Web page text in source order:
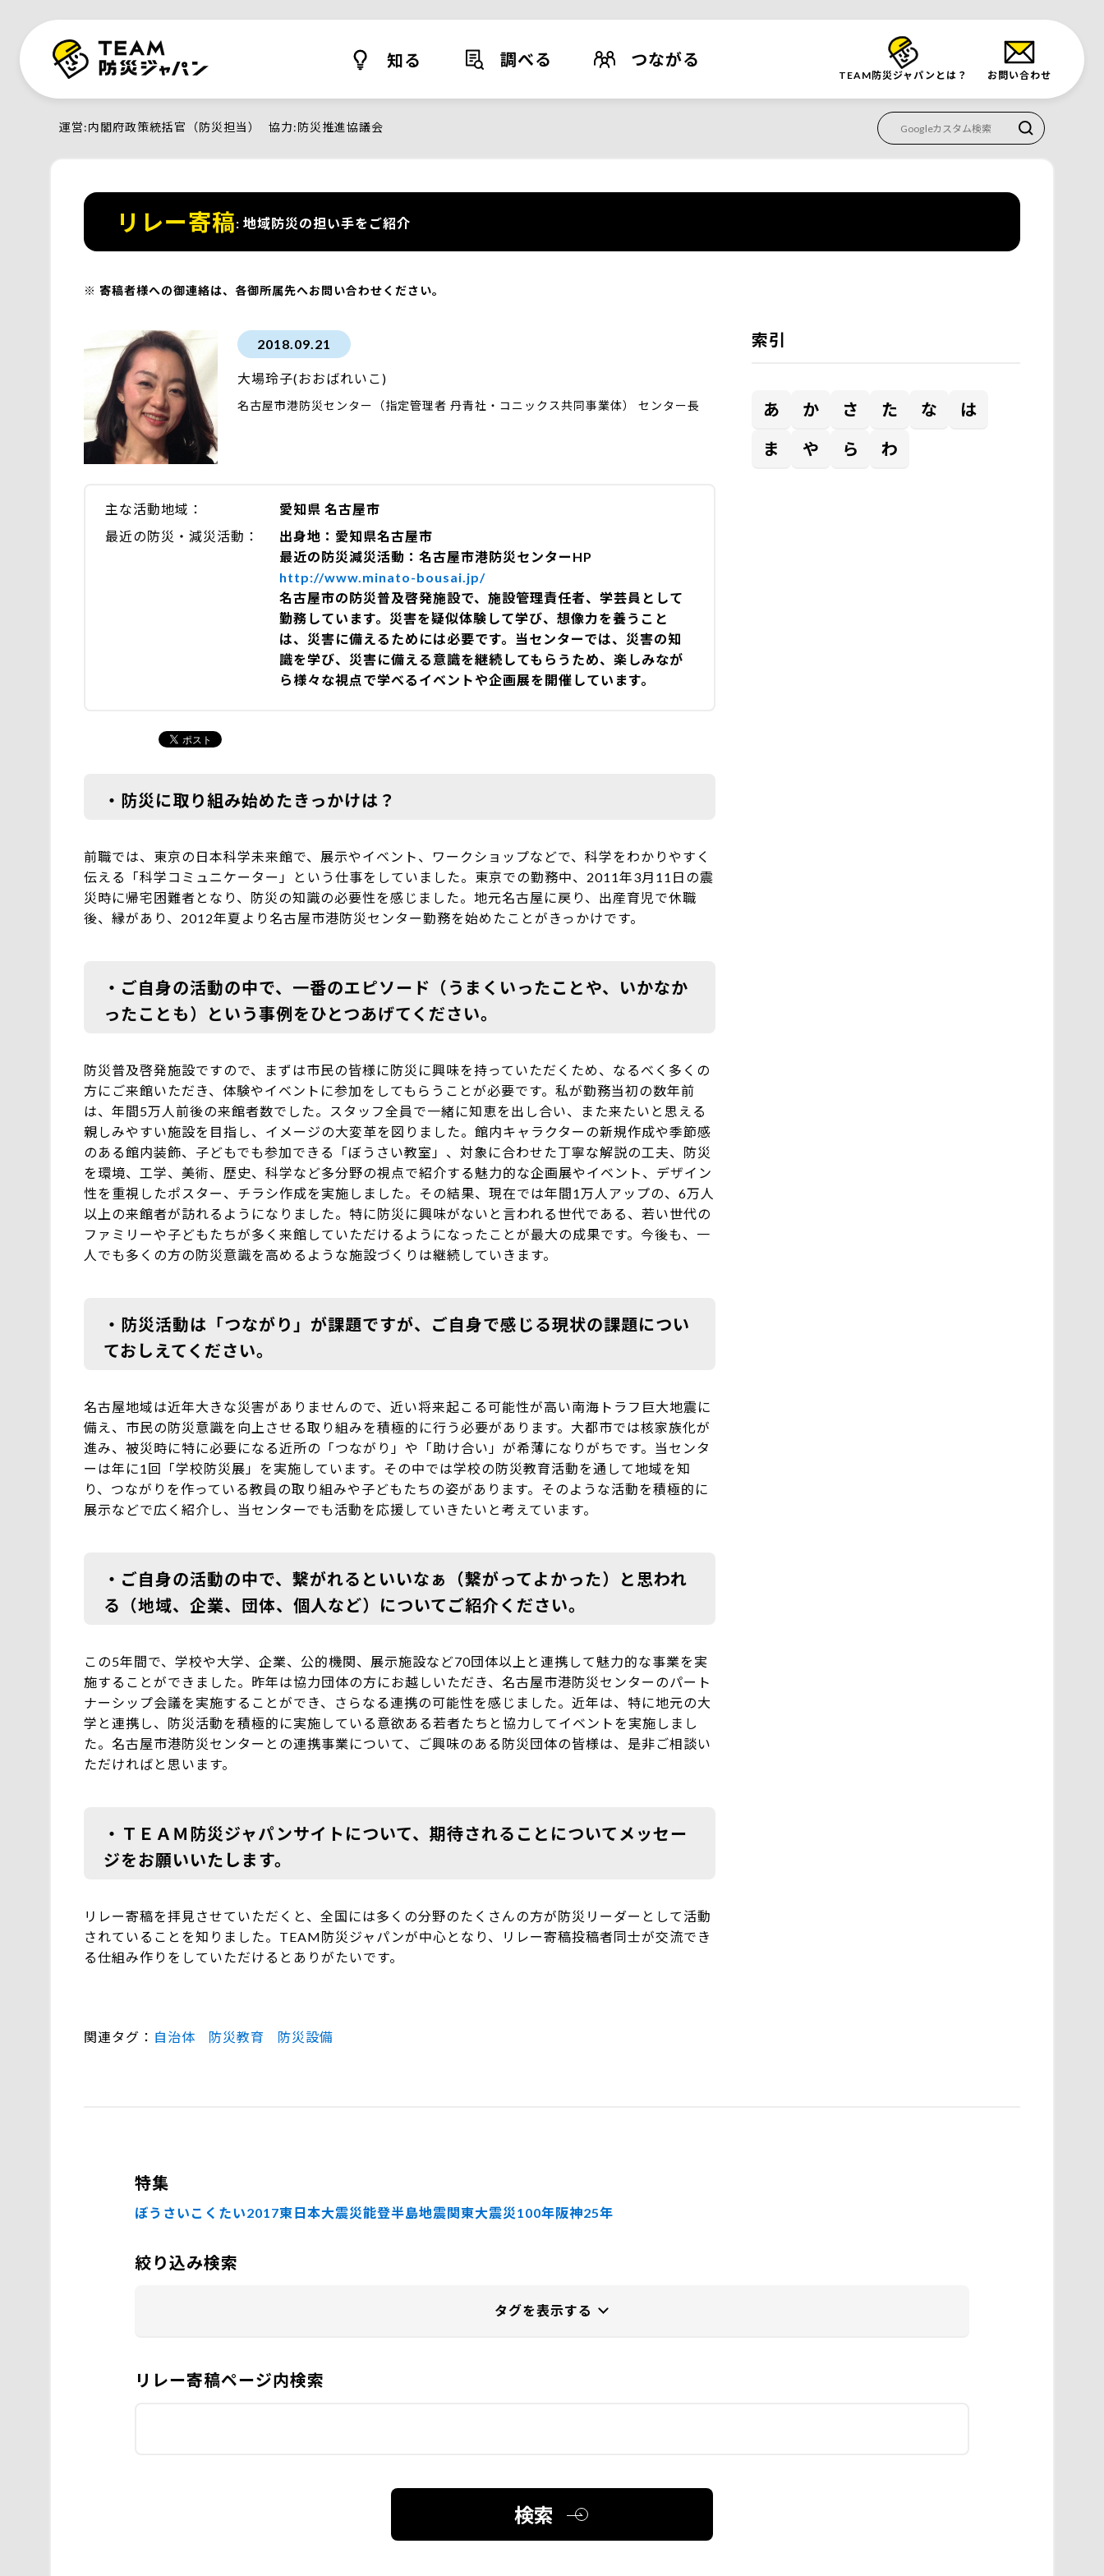
知る 調べる つながる
TEAM防災ジャパンとは？ お問い合わせ
運営 内閣府政策統括官（防災担当） 協力 防災推進協議会
リレー寄稿 地域防災の担い手をご紹介
寄稿者様への御連絡は、各御所属先へお問い合わせください。
2018.09.21
大場玲子(おおばれいこ)
名古屋市港防災センター（指定管理者 丹青社・コニックス共同事業体） センター長
主な活動地域
愛知県 名古屋市
最近の防災・減災活動
出身地：愛知県名古屋市
最近の防災減災活動：名古屋市港防災センターHP
http://www.minato-bousai.jp/
名古屋市の防災普及啓発施設で、施設管理責任者、学芸員として
勤務しています。災害を疑似体験して学び、想像力を養うこと
は、災害に備えるためには必要です。当センターでは、災害の知
識を学び、災害に備える意識を継続してもらうため、楽しみなが
ら様々な視点で学べるイベントや企画展を開催しています。
・防災に取り組み始めたきっかけは？
前職では、東京の日本科学未来館で、展示やイベント、ワークショップなどで、科学をわかりやすく
伝える「科学コミュニケーター」という仕事をしていました。東京での勤務中、2011年3月11日の震
災時に帰宅困難者となり、防災の知識の必要性を感じました。地元名古屋に戻り、出産育児で休職
後、縁があり、2012年夏より名古屋市港防災センター勤務を始めたことがきっかけです。
・ご自身の活動の中で、一番のエピソード（うまくいったことや、いかなか
ったことも）という事例をひとつあげてください。
防災普及啓発施設ですので、まずは市民の皆様に防災に興味を持っていただくため、なるべく多くの
方にご来館いただき、体験やイベントに参加をしてもらうことが必要です。私が勤務当初の数年前
は、年間5万人前後の来館者数でした。スタッフ全員で一緒に知恵を出し合い、また来たいと思える
親しみやすい施設を目指し、イメージの大変革を図りました。館内キャラクターの新規作成や季節感
のある館内装飾、子どもでも参加できる「ぼうさい教室」、対象に合わせた丁寧な解説の工夫、防災
を環境、工学、美術、歴史、科学など多分野の視点で紹介する魅力的な企画展やイベント、デザイン
性を重視したポスター、チラシ作成を実施しました。その結果、現在では年間1万人アップの、6万人
以上の来館者が訪れるようになりました。特に防災に興味がないと言われる世代である、若い世代の
ファミリーや子どもたちが多く来館していただけるようになったことが最大の成果です。今後も、一
人でも多くの方の防災意識を高めるような施設づくりは継続していきます。
・防災活動は「つながり」が課題ですが、ご自身で感じる現状の課題につい
ておしえてください。
名古屋地域は近年大きな災害がありませんので、近い将来起こる可能性が高い南海トラフ巨大地震に
備え、市民の防災意識を向上させる取り組みを積極的に行う必要があります。大都市では核家族化が
進み、被災時に特に必要になる近所の「つながり」や「助け合い」が希薄になりがちです。当センタ
ーは年に1回「学校防災展」を実施しています。その中では学校の防災教育活動を通して地域を知
り、つながりを作っている教員の取り組みや子どもたちの姿があります。そのような活動を積極的に
展示などで広く紹介し、当センターでも活動を応援していきたいと考えています。
・ご自身の活動の中で、繋がれるといいなぁ（繋がってよかった）と思われ
る（地域、企業、団体、個人など）についてご紹介ください。
この5年間で、学校や大学、企業、公的機関、展示施設など70団体以上と連携して魅力的な事業を実
施することができました。昨年は協力団体の方にお越しいただき、名古屋市港防災センターのパート
ナーシップ会議を実施することができ、さらなる連携の可能性を感じました。近年は、特に地元の大
学と連携し、防災活動を積極的に実施している意欲ある若者たちと協力してイベントを実施しまし
た。名古屋市港防災センターとの連携事業について、ご興味のある防災団体の皆様は、是非ご相談い
ただければと思います。
・ＴＥＡＭ防災ジャパンサイトについて、期待されることについてメッセー
ジをお願いいたします。
リレー寄稿を拝見させていただくと、全国には多くの分野のたくさんの方が防災リーダーとして活動
されていることを知りました。TEAM防災ジャパンが中心となり、リレー寄稿投稿者同士が交流でき
る仕組み作りをしていただけるとありがたいです。
関連タグ 自治体 防災教育 防災設備
索引
あ か さ た な
は
ま
や ら わ
特集
ぼうさいこくたい2017東日本大震災能登半島地震関東大震災100年阪神25年
絞り込み検索
リレー寄稿ページ内検索
検索